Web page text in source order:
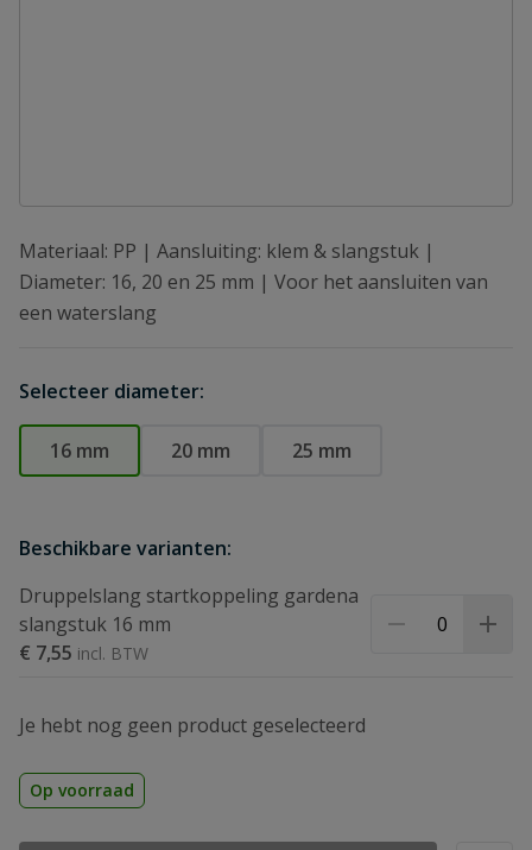
Materiaal: PP | Aansluiting: klem & slangstuk |
Diameter: 16, 20 en 25 mm | Voor het aansluiten van
een waterslang
Selecteer diameter:
16 mm 20 mm 25 mm
Beschikbare varianten:
Druppelslang startkoppeling gardena
slangstuk 16 mm
€ 7,55
Je hebt nog geen product geselecteerd
Op voorraad